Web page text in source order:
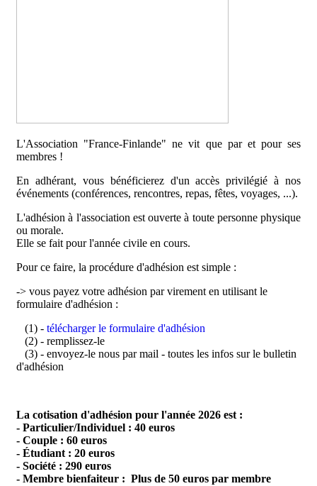
L'Association "France-Finlande" ne vit que par et pour ses
membres !
En adhérant, vous bénéficierez d'un accès privilégié à nos
événements (conférences, rencontres, repas, fêtes, voyages, ...).
L'adhésion à l'association est ouverte à toute personne physique
ou morale.
Elle se fait pour l'année civile en cours.
Pour ce faire, la procédure d'adhésion est simple :
-> vous payez votre adhésion par virement en utilisant le
formulaire d'adhésion :
(1) - télécharger le formulaire d'adhésion
(2) - remplissez-le
(3) - envoyez-le nous par mail - toutes les infos sur le bulletin
d'adhésion
La cotisation d'adhésion pour l'année 2026 est :
- Particulier/Individuel : 40 euros
- Couple : 60 euros
- Étudiant : 20 euros
- Société : 290 euros
- Membre bienfaiteur : Plus de 50 euros par membre